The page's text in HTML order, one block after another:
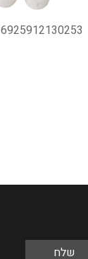
6925912130253 – בובות